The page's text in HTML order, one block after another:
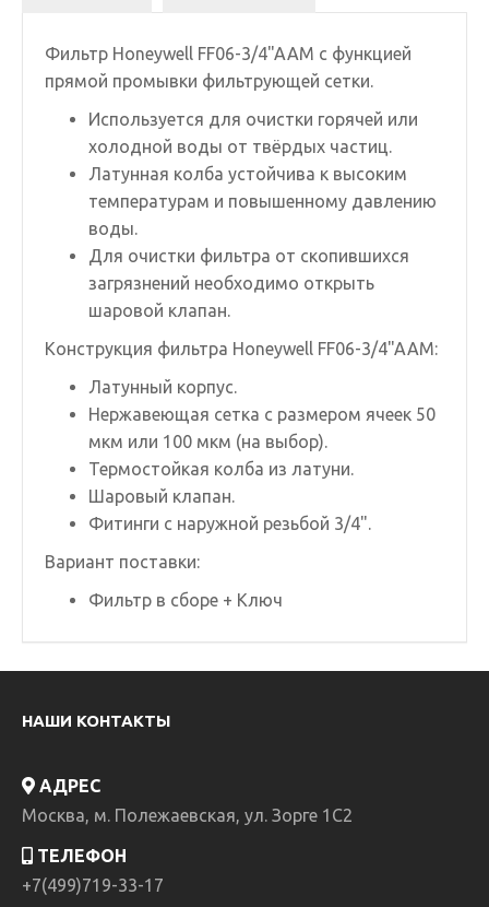
Фильтр Honeywell FF06-3/4"AAM c функцией
прямой промывки фильтрующей сетки.
Используется для очистки горячей или
холодной воды от твёрдых частиц.
Латунная колба устойчива к высоким
температурам и повышенному давлению
воды.
Для очистки фильтра от скопившихся
загрязнений необходимо открыть
шаровой клапан.
Конструкция фильтра Honeywell FF06-3/4"AAM:
Латунный корпус.
Нержавеющая сетка с размером ячеек 50
мкм или 100 мкм (на выбор).
Термостойкая колба из латуни.
Шаровый клапан.
Фитинги с наружной резьбой 3/4".
Вариант поставки:
Фильтр в сборе + Ключ
НАШИ КОНТАКТЫ
АДРЕС
Москва, м. Полежаевская, ул. Зорге 1C2
ТЕЛЕФОН
+7(499)719-33-17